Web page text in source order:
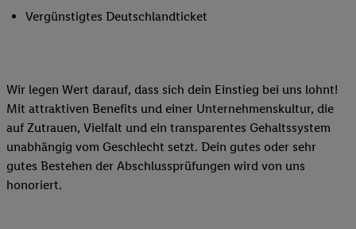
Vergünstigtes Deutschlandticket
Wir legen Wert darauf, dass sich dein Einstieg bei uns lohnt!
Mit attraktiven Benefits und einer Unternehmenskultur, die
auf Zutrauen, Vielfalt und ein transparentes Gehaltssystem
unabhängig vom Geschlecht setzt. Dein gutes oder sehr
gutes Bestehen der Abschlussprüfungen wird von uns
honoriert.